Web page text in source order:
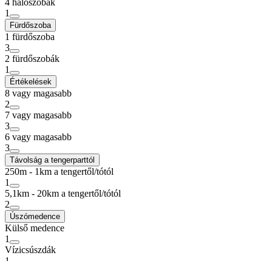
4 hálószobák
1
Fürdőszoba
1 fürdőszoba
3
2 fürdőszobák
1
Értékelések
8 vagy magasabb
2
7 vagy magasabb
3
6 vagy magasabb
3
Távolság a tengerparttól
250m - 1km a tengertől/tótól
1
5,1km - 20km a tengertől/tótól
2
Úszómedence
Külső medence
1
Vízicsúszdák